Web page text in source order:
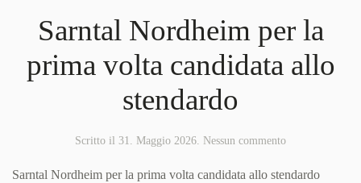
Sarntal Nordheim per la
prima volta candidata allo
stendardo
Scritto il 31. Maggio 2026. Nessun commentosu
Nordheim
Sarntal Nordheim per la prima volta candidata allo stendardo